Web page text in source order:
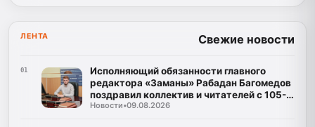
ЛЕНТА Свежие новости
01
Исполняющий обязанности главного
редактора «Заманы» Рабадан Багомедов
поздравил коллектив и читателей с 105-
летним юбилеем газеты
Новости•09.08.2026